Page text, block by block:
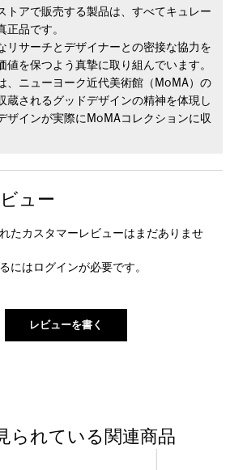
トアで販売する製品は、すべてキュレー
正品です。
リサーチとデザイナーとの密接な協力を
値を保つよう真摯に取り組んでいます。
、ニューヨーク近代美術館（MoMA）の
蔵されるグッドデザインの精神を体現し
ザインが実際にMoMAコレクションに収
ュー
たカスタマーレビューはまだありませ
には ログインが必要です。
られている関連商品